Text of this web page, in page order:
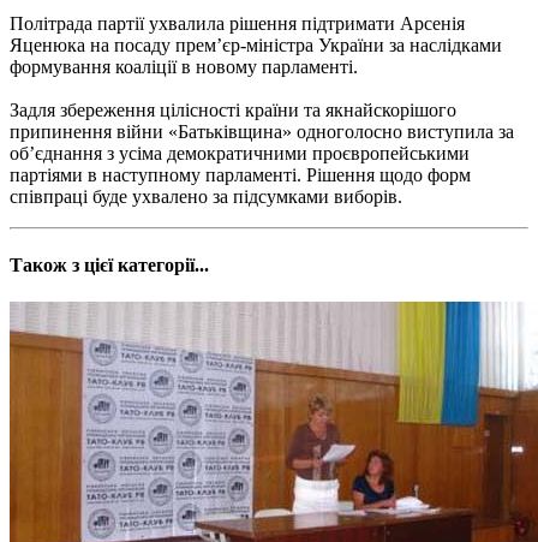
Політрада партії ухвалила рішення підтримати Арсенія
Яценюка на посаду прем’єр-міністра України за наслідками
формування коаліції в новому парламенті.
Задля збереження цілісності країни та якнайскорішого
припинення війни «Батьківщина» одноголосно виступила за
об’єднання з усіма демократичними проєвропейськими
партіями в наступному парламенті. Рішення щодо форм
співпраці буде ухвалено за підсумками виборів.
Також з цієї категорії...